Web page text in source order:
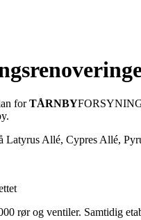
forTÅRNBY
Latyrus Allé, Cypres Allé,
rør og ventiler. Samtidig